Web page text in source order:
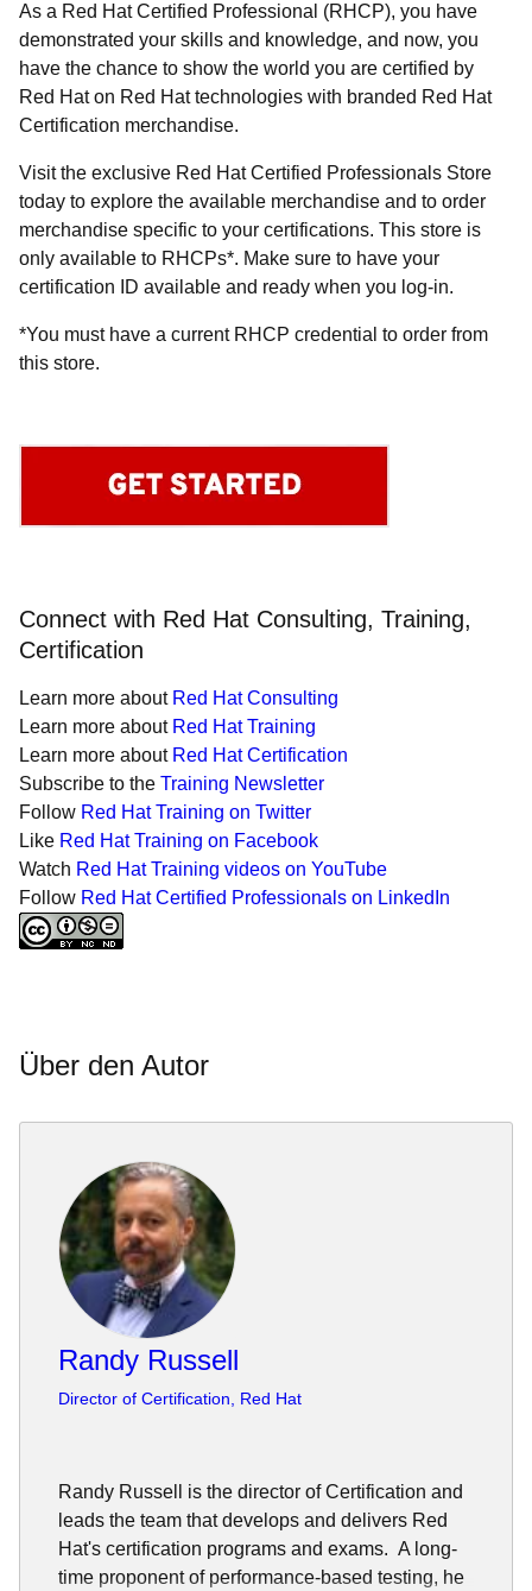
As a Red Hat Certified Professional (RHCP), you have
demonstrated your skills and knowledge, and now, you
have the chance to show the world you are certified by
Red Hat on Red Hat technologies with branded Red Hat
Certification merchandise.
Visit the exclusive Red Hat Certified Professionals Store
today to explore the available merchandise and to order
merchandise specific to your certifications. This store is
only available to RHCPs*. Make sure to have your
certification ID available and ready when you log-in.
*You must have a current RHCP credential to order from
this store.
Connect with Red Hat Consulting, Training,
Certification
Learn more about Red Hat Consulting
Learn more about Red Hat Training
Learn more about Red Hat Certification
Subscribe to the Training Newsletter
Follow Red Hat Training on Twitter
Like Red Hat Training on Facebook
Watch Red Hat Training videos on YouTube
Follow Red Hat Certified Professionals on LinkedIn
Über den Autor
Randy Russell
Director of Certification, Red Hat
Randy Russell is the director of Certification and
leads the team that develops and delivers Red
Hat's certification programs and exams. A long-
time proponent of performance-based testing, he